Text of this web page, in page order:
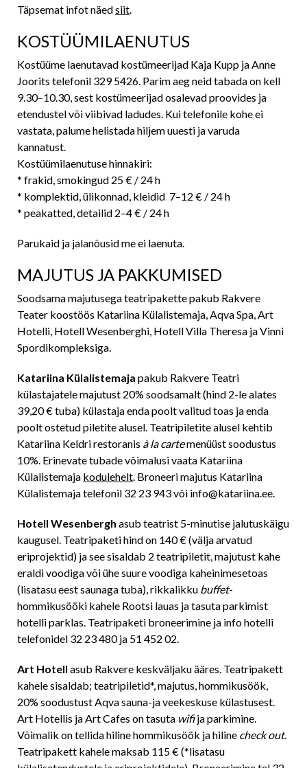
Täpsemat infot näedsiit.
KOSTÜÜMILAENUTUS
Kostüüme laenutavad kostümeerijad Kaja Kupp ja Anne
Joorits telefonil 329 5426. Parim aeg neid tabada on kell
9.30–10.30, sest kostümeerijad osalevad proovides ja
etendustel või viibivad ladudes. Kui telefonile kohe ei
vastata, palume helistada hiljem uuesti ja varuda
kannatust.
Kostüümilaenutuse hinnakiri:
* frakid, smokingud 25 € / 24 h
* komplektid, ülikonnad, kleidid 7–12 € / 24 h
* peakatted, detailid 2–4 € / 24 h
Parukaid ja jalanõusid me ei laenuta.
MAJUTUS JA PAKKUMISED
Soodsama majutusega teatripakette pakub Rakvere
Teater koostöös Katariina Külalistemaja, Aqva Spa, Art
Hotelli, Hotell Wesenberghi, Hotell Villa Theresa ja Vinni
Spordikompleksiga.
Katariina Külalistemaja pakub Rakvere Teatri
külastajatele majutust 20% soodsamalt (hind 2-le alates
39,20 € tuba) külastaja enda poolt valitud toas ja enda
poolt ostetud piletite alusel. Teatripiletite alusel kehtib
Katariina Keldri restoranis à la cartemenüüst soodustus
10%. Erinevate tubade võimalusi vaata Katariina
Külalistemaja kodulehelt. Broneeri majutus Katariina
Külalistemaja telefonil 32 23 943 või info@katariina.ee.
Hotell Wesenbergh asub teatrist 5-minutise jalutuskäigu
kaugusel. Teatripaketi hind on 140 € (välja arvatud
eriprojektid) ja see sisaldab 2 teatripiletit, majutust kahe
eraldi voodiga või ühe suure voodiga kaheinimesetoas
(lisatasu eest saunaga tuba), rikkalikku buffet-
hommikusööki kahele Rootsi lauas ja tasuta parkimist
hotelli parklas. Teatripaketi broneerimine ja info hotelli
telefonidel 32 23 480 ja 51 452 02.
Art Hotell asub Rakvere keskväljaku ääres. Teatripakett
kahele sisaldab; teatripiletid*, majutus, hommikusöök,
20% soodustust Aqva sauna-ja veekeskuse külastusest.
Art Hotellis ja Art Cafes on tasuta wifija parkimine.
Võimalik on tellida hiline hommikusöök ja hiline check out.
Teatripakett kahele maksab 115 € (*lisatasu